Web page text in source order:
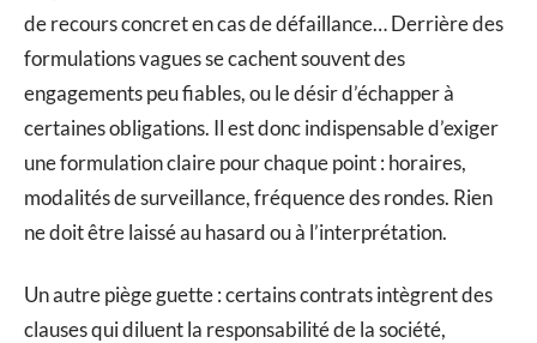
de recours concret en cas de défaillance… Derrière des
formulations vagues se cachent souvent des
engagements peu fiables, ou le désir d’échapper à
certaines obligations. Il est donc indispensable d’exiger
une formulation claire pour chaque point : horaires,
modalités de surveillance, fréquence des rondes. Rien
ne doit être laissé au hasard ou à l’interprétation.
Un autre piège guette : certains contrats intègrent des
clauses qui diluent la responsabilité de la société,